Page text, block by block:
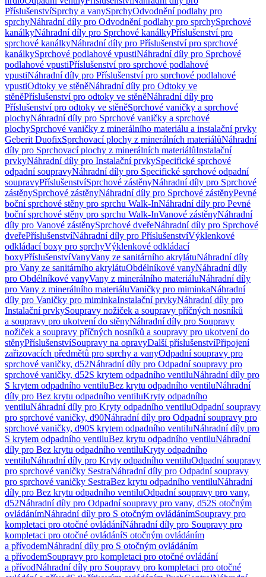
PříslušenstvíSprchy a vanySprchyOdvodnění podlahy pro
sprchyNáhradní díly pro Odvodnění podlahy pro sprchySprchové
kanálkyNáhradní díly pro Sprchové kanálkyPříslušenství pro
sprchové kanálkyNáhradní díly pro Příslušenství pro sprchové
kanálkySprchové podlahové vpustiNáhradní díly pro Sprchové
podlahové vpustiPříslušenství pro sprchové podlahové
vpustiNáhradní díly pro Příslušenství pro sprchové podlahové
vpustiOdtoky ve stěněNáhradní díly pro Odtoky ve
stěněPříslušenství pro odtoky ve stěněNáhradní díly pro
Příslušenství pro odtoky ve stěněSprchové vaničky a sprchové
plochyNáhradní díly pro Sprchové vaničky a sprchové
plochySprchové vaničky z minerálního materiálu a instalační prvky
Geberit DuofixSprchovací plochy z minerálních materiálůNáhradní
díly pro Sprchovací plochy z minerálních materiálůInstalační
prvkyNáhradní díly pro Instalační prvkySpecifické sprchové
odpadní soupravyNáhradní díly pro Specifické sprchové odpadní
soupravyPříslušenstvíSprchové zástěnyNáhradní díly pro Sprchové
zástěnySprchové zástěnyNáhradní díly pro Sprchové zástěnyPevné
boční sprchové stěny pro sprchu Walk-InNáhradní díly pro Pevné
boční sprchové stěny pro sprchu Walk-InVanové zástěnyNáhradní
díly pro Vanové zástěnySprchové dveřeNáhradní díly pro Sprchové
dveřePříslušenstvíNáhradní díly pro PříslušenstvíVýklenkové
odkládací boxy pro sprchyVýklenkové odkládací
boxyPříslušenstvíVanyVany ze sanitárního akrylátuNáhradní díly
pro Vany ze sanitárního akrylátuObdélníkové vanyNáhradní díly
pro Obdélníkové vanyVany z minerálního materiáluNáhradní díly
pro Vany z minerálního materiáluVaničky pro miminkaNáhradní
díly pro Vaničky pro miminkaInstalační prvkyNáhradní díly pro
Instalační prvkySoupravy nožiček a soupravy příčných nosníků
a soupravy pro ukotvení do stěnyNáhradní díly pro Soupravy
nožiček a soupravy příčných nosníků a soupravy pro ukotvení do
stěnyPříslušenstvíSoupravy na opravyDalší příslušenstvíPřipojení
zařizovacích předmětů pro sprchy a vanyOdpadní soupravy pro
sprchové vaničky, d52Náhradní díly pro Odpadní soupravy pro
sprchové vaničky, d52S krytem odpadního ventiluNáhradní díly pro
S krytem odpadního ventiluBez krytu odpadního ventiluNáhradní
díly pro Bez krytu odpadního ventiluKryty odpadního
ventiluNáhradní díly pro Kryty odpadního ventiluOdpadní soupravy
pro sprchové vaničky, d90Náhradní díly pro Odpadní soupravy pro
sprchové vaničky, d90S krytem odpadního ventiluNáhradní díly pro
S krytem odpadního ventiluBez krytu odpadního ventiluNáhradní
díly pro Bez krytu odpadního ventiluKryty odpadního
ventiluNáhradní díly pro Kryty odpadního ventiluOdpadní soupravy
pro sprchové vaničky SestraNáhradní díly pro Odpadní soupravy
pro sprchové vaničky SestraBez krytu odpadního ventiluNáhradní
díly pro Bez krytu odpadního ventiluOdpadní soupravy pro vany,
d52Náhradní díly pro Odpadní soupravy pro vany, d52S otočným
ovládánímNáhradní díly pro S otočným ovládánímSoupravy pro
kompletaci pro otočné ovládáníNáhradní díly pro Soupravy pro
kompletaci pro otočné ovládáníS otočným ovládáním
a přívodemNáhradní díly pro S otočným ovládáním
a přívodemSoupravy pro kompletaci pro otočné ovládání
a přívodNáhradní díly pro Soupravy pro kompletaci pro otočné